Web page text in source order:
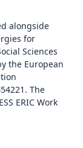
alongside
for
Sciences
the European
The
ERIC Work